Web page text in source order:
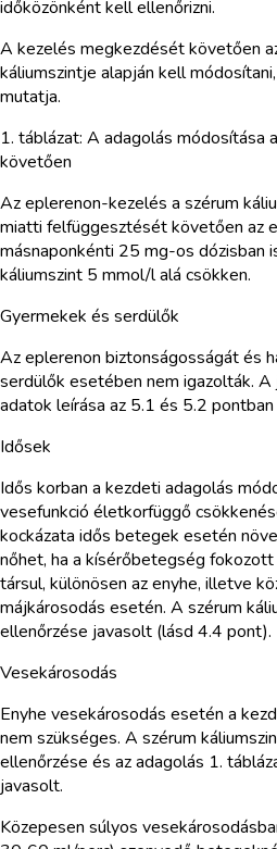
időközönként kell ellenőrizni.
A kezelés megkezdését követően
káliumszintje alapján kell
mutatja.
1. táblázat: A adagolás módosítása
követően
Az eplerenon-kezelés a szérum
miatti felfüggesztését követően az
másnaponkénti 25 mg-os dózisban
káliumszint 5 mmol/l alá csökken.
Gyermekek és serdülők
Az eplerenon biztonságosságát és
serdülők esetében nem igazolták.
adatok leírása az 5.1 és 5.2
Idősek
Idős korban a kezdeti adagolás
vesefunkció életkorfüggő
kockázata idős betegek esetén
nőhet, ha a kísérőbetegség
társul, különösen az enyhe, illetve
májkárosodás esetén. A szérum
ellenőrzése javasolt (lásd 4.4 pont).
Vesekárosodás
Enyhe vesekárosodás esetén a
nem szükséges. A szérum
ellenőrzése és az adagolás 1.
javasolt.
Közepesen súlyos